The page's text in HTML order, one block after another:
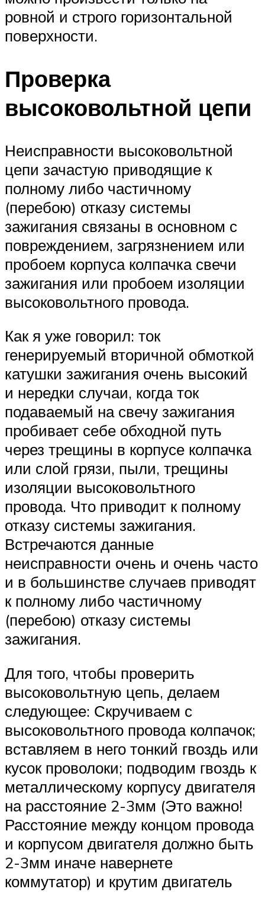
ровной и строго горизонтальной
поверхности.
Проверка
высоковольтной цепи
Неисправности высоковольтной
цепи зачастую приводящие к
полному либо частичному
(перебою) отказу системы
зажигания связаны в основном с
повреждением, загрязнением или
пробоем корпуса колпачка свечи
зажигания или пробоем изоляции
высоковольтного провода.
Как я уже говорил: ток
генерируемый вторичной обмоткой
катушки зажигания очень высокий
и нередки случаи, когда ток
подаваемый на свечу зажигания
пробивает себе обходной путь
через трещины в корпусе колпачка
или слой грязи, пыли, трещины
изоляции высоковольтного
провода. Что приводит к полному
отказу системы зажигания.
Встречаются данные
неисправности очень и очень часто
и в большинстве случаев приводят
к полному либо частичному
(перебою) отказу системы
зажигания.
Для того, чтобы проверить
высоковольтную цепь, делаем
следующее: Скручиваем с
высоковольтного провода колпачок;
вставляем в него тонкий гвоздь или
кусок проволоки; подводим гвоздь к
металлическому корпусу двигателя
на расстояние 2-3мм (Это важно!
Расстояние между концом провода
и корпусом двигателя должно быть
2-3мм иначе навернете
коммутатор) и крутим двигатель